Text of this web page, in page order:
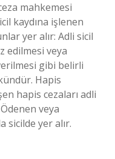
mahkemesi
kaydına işlenen
yer alır: Adli sicil
edilmesi veya
gibi belirli
Hapis
hapis cezaları adli
veya
sicilde yer alır.